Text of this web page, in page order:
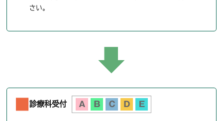
さい。
診療科受付